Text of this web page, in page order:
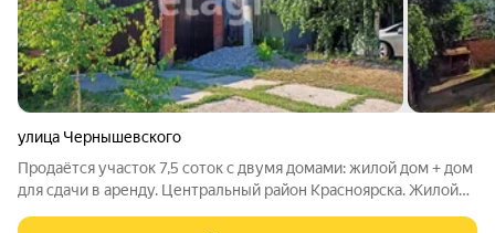
улица Чернышевского
Продаётся участок 7,5 соток с двумя домами: жилой дом + дом
для сдачи в аренду. Центральный район Красноярска. Жилой